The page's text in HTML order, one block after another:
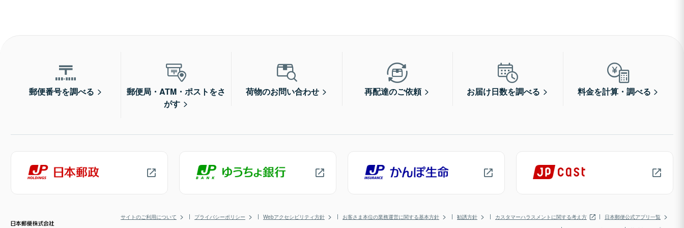
郵便番号を調べる
郵便局・ATM・ポストをさ
がす
荷物のお問い合わせ 再配達のご依頼 お届け日数を調べる 料金を計算・調べる
サイトのご利用について プライバシーポリシー Webアクセシビリティ方針 お客さま本位の業務運営に関する基本方針 勧誘方針 カスタマーハラスメントに関する考え方
日本郵便公式アプリ一覧